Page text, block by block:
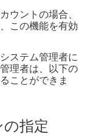
ウントの場合、
この機能を有効
ステム管理者に
理者は、以下の
ことができま
指定